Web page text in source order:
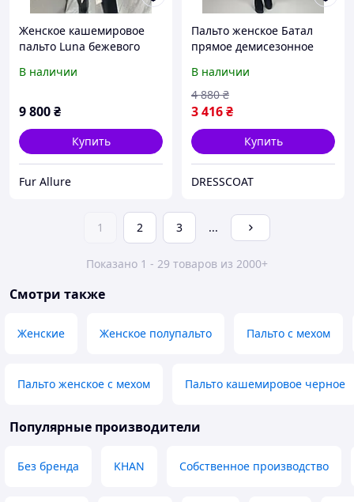
Женское кашемировое
пальто Luna бежевого
мехом финского песца.
В наличии
9 800₴
Купить
Fur Allure
Пальто женское Батал
прямое демисезонное
серый
В наличии
3 416₴
4 880 ₴
Купить
DRESSCOAT
1 2 3 ...
Показано 1 - 29 товаров из 2000+
Смотри также
Женские Женское полупальто Пальто с мехом
Пальто женское с мехом Пальто кашемировое черное
Популярные производители
Без бренда KHAN Собственное производство